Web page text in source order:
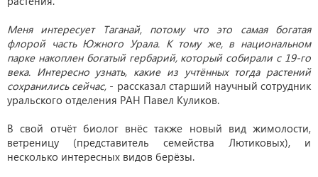
Меня интересует Таганай, потому что это самая богатая
флорой часть Южного Урала. К тому же, в национальном
парке накоплен богатый гербарий, который собирали с 19-го
века. Интересно узнать, какие из учтённых тогда растений
сохранились сейчас, - рассказал старший научный сотрудник
уральского отделения РАН Павел Куликов.
В свой отчёт биолог внёс также новый вид жимолости,
ветреницу (представитель семейства Лютиковых), и
несколько интересных видов берёзы.